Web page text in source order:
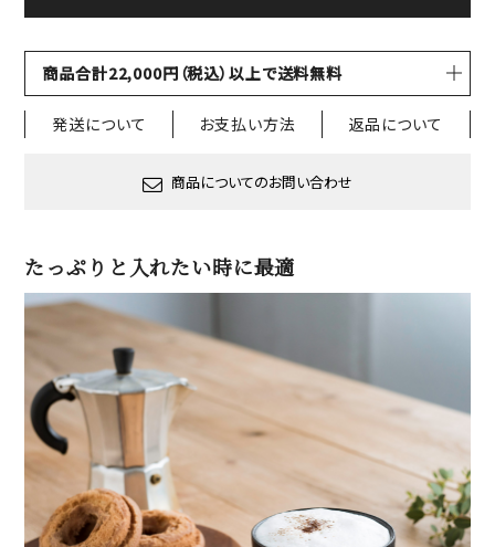
商品合計22,000円（税込）以上で送料無料
発送について お支払い方法 返品について
商品についてのお問い合わせ
たっぷりと入れたい時に最適